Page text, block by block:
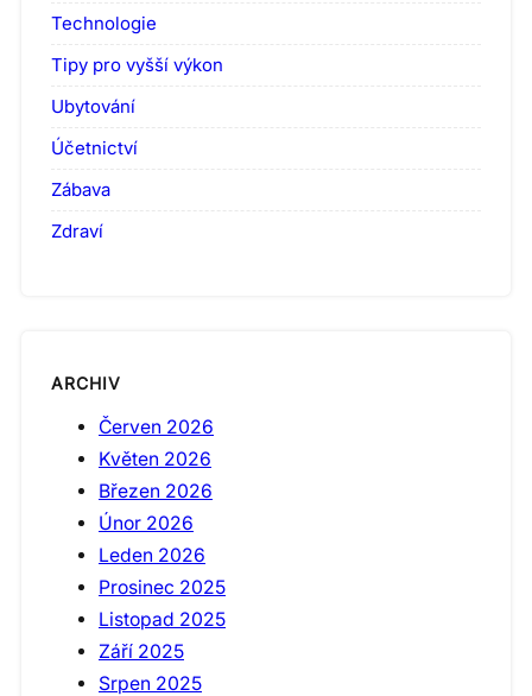
Technologie
Tipy pro vyšší výkon
Ubytování
Účetnictví
Zábava
Zdraví
ARCHIV
Červen 2026
Květen 2026
Březen 2026
Únor 2026
Leden 2026
Prosinec 2025
Listopad 2025
Září 2025
Srpen 2025